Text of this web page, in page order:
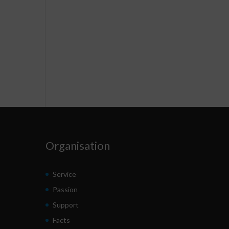
Organisation
Service
Passion
Support
Facts